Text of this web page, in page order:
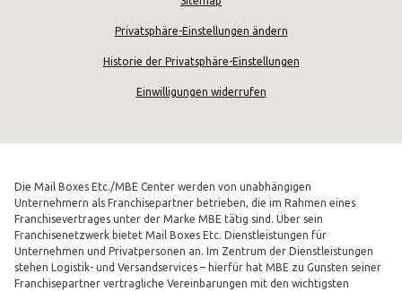
Privatsphäre-Einstellungen ändern
Historie der Privatsphäre-Einstellungen
Einwilligungen widerrufen
Die Mail Boxes Etc./MBE Center werden von unabhängigen
Unternehmern als Franchisepartner betrieben, die im Rahmen eines
Franchisevertrages unter der Marke MBE tätig sind. Über sein
Franchisenetzwerk bietet Mail Boxes Etc. Dienstleistungen für
Unternehmen und Privatpersonen an. Im Zentrum der Dienstleistungen
stehen Logistik- und Versandservices – hierfür hat MBE zu Gunsten seiner
Franchisepartner vertragliche Vereinbarungen mit den wichtigsten